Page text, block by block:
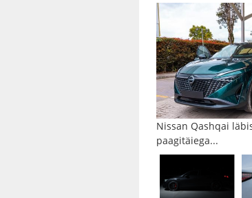
Nissan Qashqai
paagitäiega...